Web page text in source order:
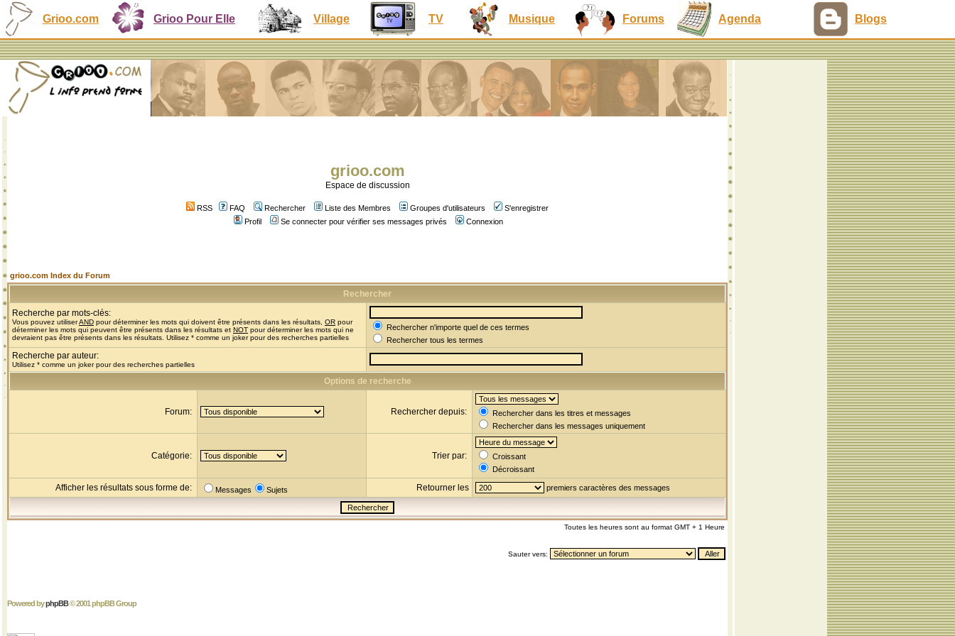
Grioo.com Grioo Pour Elle Village TV Musique Forums Agenda Blogs
grioo.com
Espace de discussion
RSS FAQ Rechercher Liste des Membres Groupes d'utilisateurs
S'enregistrer
Profil
Se connecter pour vérifier ses messages privés Connexion
grioo.com Index du Forum
Rechercher
Recherche par mots-clés:
Vous pouvez utiliserAND pour déterminer les mots qui doivent être présents dans les résultats, OR pour
déterminer les mots qui peuvent être présents dans les résultats et NOT pour déterminer les mots qui ne
devraient pas être présents dans les résultats. Utilisez * comme un joker pour des recherches partielles
Rechercher n'importe quel de ces termes
Rechercher tous les termes
Recherche par auteur:
Utilisez * comme un joker pour des recherches partielles
Options de recherche
Forum: Rechercher depuis:
Rechercher dans les titres et messages
Rechercher dans les messages uniquement
Catégorie: Trier par:
Croissant
Décroissant
Afficher les résultats sous forme de: Messages Sujets Retourner les premiers caractères des messages
Toutes les heures sont au format GMT + 1 Heure
Sauter vers:
Powered byphpBB© 2001 phpBB Group